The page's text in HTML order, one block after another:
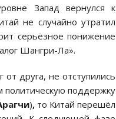
Запад вернулся к
не случайно утратил
серьёзное понижение
Шангри-Ла».
друга, не отступились
политическую поддержку
),то Китай перешёл